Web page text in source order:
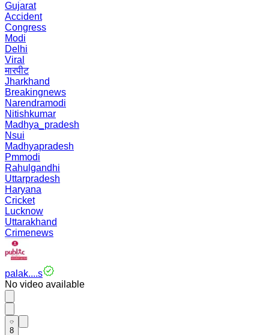
Gujarat
Accident
Congress
Modi
Delhi
Viral
मारपीट
Jharkhand
Breakingnews
Narendramodi
Nitishkumar
Madhya_pradesh
Nsui
Madhyapradesh
Pmmodi
Rahulgandhi
Uttarpradesh
Haryana
Cricket
Lucknow
Uttarakhand
Crimenews
palak....s
No video available
8